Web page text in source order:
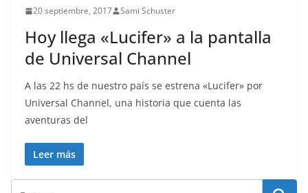
20 septiembre, 2017 Sami Schuster
Hoy llega «Lucifer» a la pantalla
de Universal Channel
A las 22 hs de nuestro país se estrena «Lucifer» por
Universal Channel, una historia que cuenta las
aventuras del
Leer más